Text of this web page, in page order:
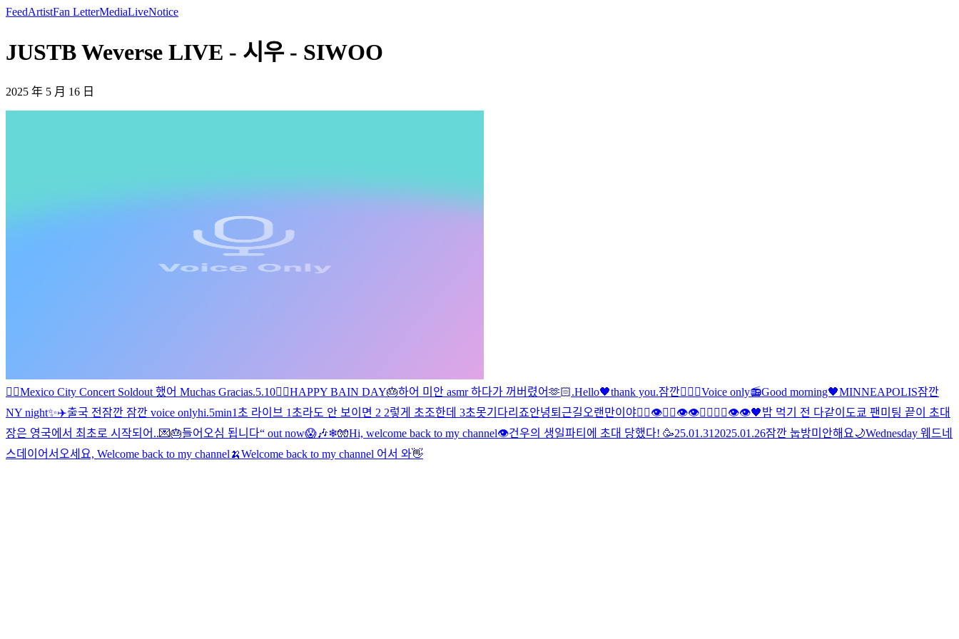
FeedArtistFan LetterMediaLiveNotice
JUSTB Weverse LIVE - 시우 - SIWOO
2025 年 5 月 16 日
🖐🏻Mexico City Concert Soldout 했어 Muchas Gracias.5.10🖐🏻HAPPY BAIN DAY🎂하어 미안 asmr 하다가 꺼버렸어🫶🏻.Hello🖤thank you.잠깐🖐🏻 🖤Voice only📻Good morning🖤MINNEAPOLIS잠깐
NY night✨✈️출국 전잠깐 잠깐 voice onlyhi.5min1초 라이브 1초라도 안 보이면 2 2렇게 초조한데 3초못기다리죠안녕퇴근길 오랜만이야🖐🏻👁🖐🏻👁👁🖐🏻🖐🏻👁👁🖤밥 먹기 전 다같이 도쿄 팬미팅 끝이 초대
장은 영국에서 최초로 시작되어..💌🎂들어오심 됩니다“ out now😱🎶❄🧤Hi, welcome back to my channel👁️건우의 생일파티에 초대 당했다! 🥳25.01.31 2025.01.26잠깐 눕방미안해요 🌙Wednesday 웨드네
스데이 어서오세요, Welcome back to my channel🍌Welcome back to my channel 어서 와👋